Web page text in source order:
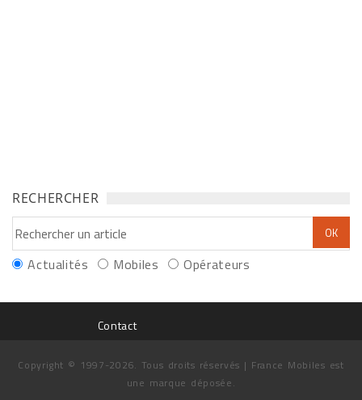
RECHERCHER
Actualités Mobiles Opérateurs
Contact
Copyright © 1997-2026. Tous droits réservés | France Mobiles est
une marque déposée.